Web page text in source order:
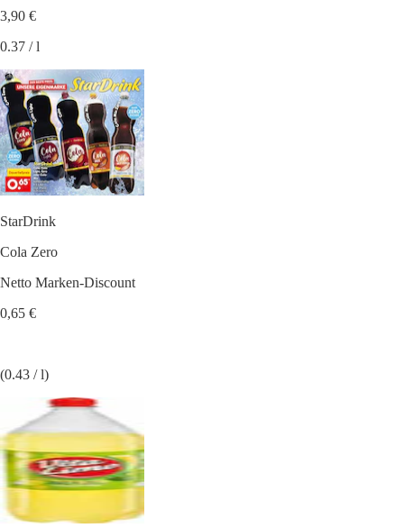
3,90 €
0.37 / l
StarDrink
Cola Zero
Netto Marken-Discount
0,65 €
(0.43 / l)